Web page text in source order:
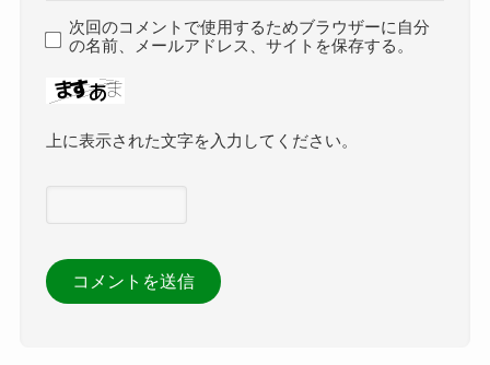
次回のコメントで使用するためブラウザーに自分
の名前、メールアドレス、サイトを保存する。
上に表示された文字を入力してください。